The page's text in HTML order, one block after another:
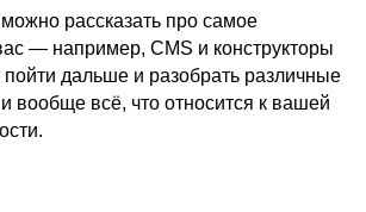
рассказать про самое
— например, CMS и конструкторы
дальше и разобрать различные
вообще всё, что относится к вашей